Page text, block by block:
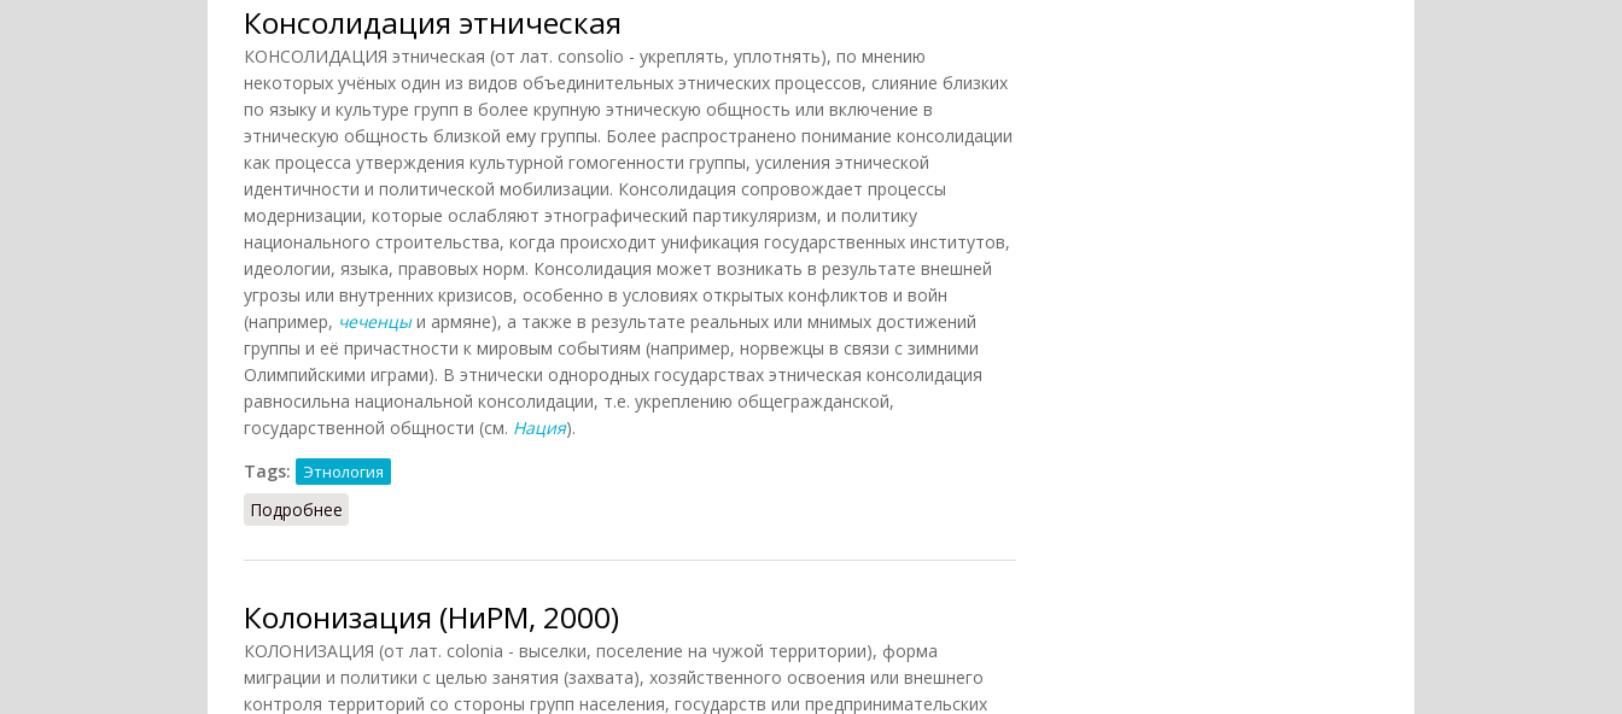
Консолидация этническая
КОНСОЛИДАЦИЯ этническая (от лат. consolio - укреплять, уплотнять), по мнению
некоторых учёных один из видов объединительных этнических процессов, слияние близких
по языку и культуре групп в более крупную этническую общность или включение в
этническую общность близкой ему группы. Более распространено понимание консолидации
как процесса утверждения культурной гомогенности группы, усиления этнической
идентичности и политической мобилизации. Консолидация сопровождает процессы
модернизации, которые ослабляют этнографический партикуляризм, и политику
национального строительства, когда происходит унификация государственных институтов,
идеологии, языка, правовых норм. Консолидация может возникать в результате внешней
угрозы или внутренних кризисов, особенно в условиях открытых конфликтов и войн
(например, чеченцыи армяне), а также в результате реальных или мнимых достижений
группы и её причастности к мировым событиям (например, норвежцы в связи с зимними
Олимпийскими играми). В этнически однородных государствах этническая консолидация
равносильна национальной консолидации, т.е. укреплению общегражданской,
государственной общности (см. Нация).
Tags:
Этнология
Подробнее
Колонизация (НиРМ, 2000)
КОЛОНИЗАЦИЯ (от лат. colonia - выселки, поселение на чужой территории), форма
миграции и политики с целью занятия (захвата), хозяйственного освоения или внешнего
контроля территорий со стороны групп населения, государств или предпринимательских